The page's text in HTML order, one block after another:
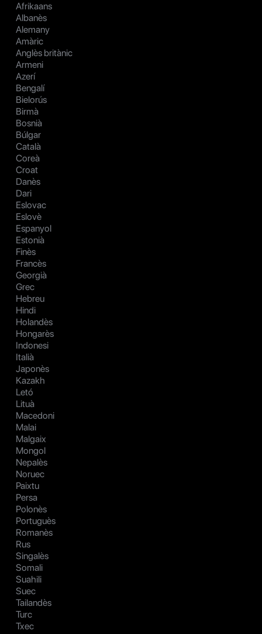
Afrikaans
Albanès
Alemany
Amàric
Anglès britànic
Armeni
Azerí
Bengalí
Bielorús
Birmà
Bosnià
Búlgar
Català
Coreà
Croat
Danès
Dari
Eslovac
Eslovè
Espanyol
Estonià
Finès
Francès
Georgià
Grec
Hebreu
Hindi
Holandès
Hongarès
Indonesi
Italià
Japonès
Kazakh
Letó
Lituà
Macedoni
Malai
Malgaix
Mongol
Nepalès
Noruec
Paixtu
Persa
Polonès
Portuguès
Romanès
Rus
Singalès
Somali
Suahili
Suec
Tailandès
Turc
Txec